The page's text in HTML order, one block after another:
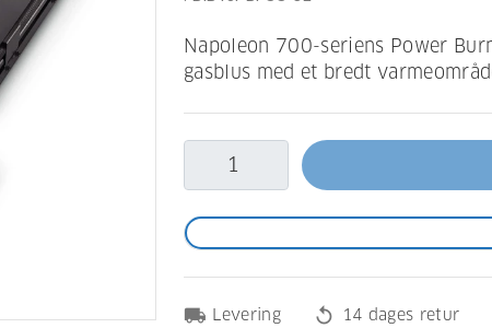
Napoleon 700-seriens Power
gasblus med et bredt
local_shipping Levering replay 14 dages retur